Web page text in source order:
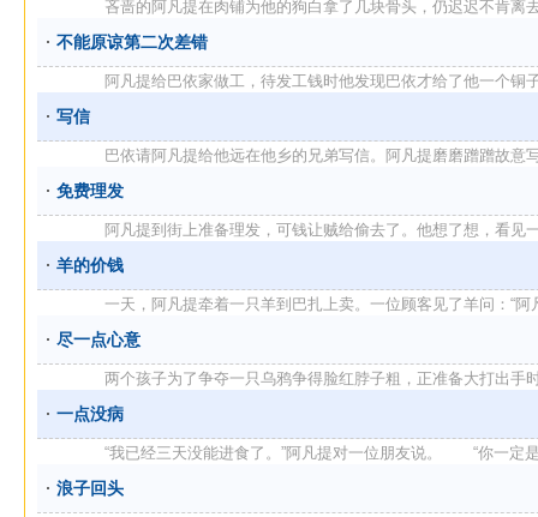
吝啬的阿凡提在肉铺为他的狗白拿了几块骨头，仍迟迟不
不能原谅第二次差错
阿凡提给巴依家做工，待发工钱时他发现巴依才给了他一个铜
写信
巴依请阿凡提给他远在他乡的兄弟写信。阿凡提磨磨蹭蹭故意
免费理发
阿凡提到街上准备理发，可钱让贼给偷去了。他想了想，看见
羊的价钱
一天，阿凡提牵着一只羊到巴扎上卖。一位顾客见了羊问：“阿
尽一点心意
两个孩子为了争夺一只乌鸦争得脸红脖子粗，正准备大打出手
一点没病
“我已经三天没能进食了。”阿凡提对一位朋友说。 “你一定
浪子回头